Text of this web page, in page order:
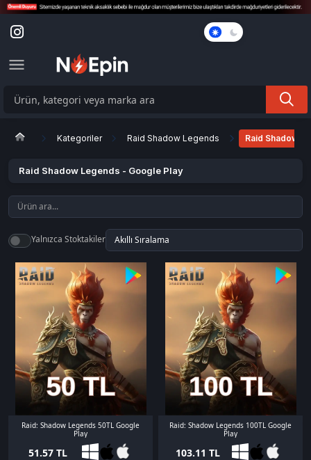
Kategoriler Raid Shadow Legends Raid Shadow
Raid Shadow Legends - Google Play
Yalnızca Stoktakiler
Raid: Shadow Legends 50TL Google
Play
51.57 TL
Raid: Shadow Legends 100TL Google
Play
103.11 TL